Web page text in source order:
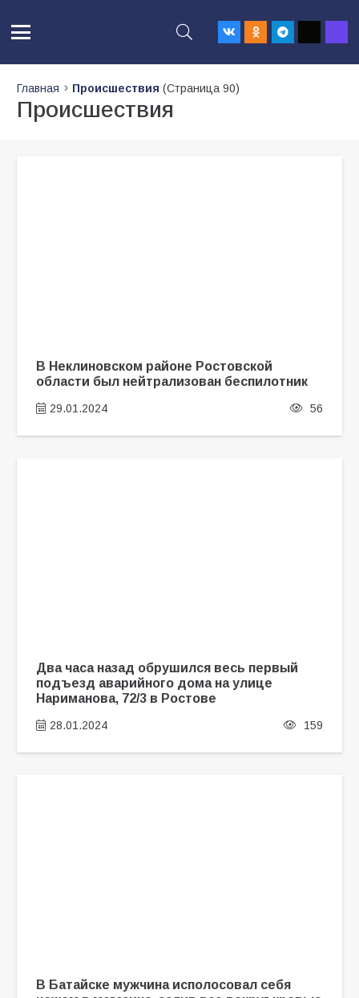
Главная Происшествия (Страница 90)
Происшествия
В Неклиновском районе Ростовской
области был нейтрализован беспилотник
29.01.2024 56
Два часа назад обрушился весь первый
подъезд аварийного дома на улице
Нариманова, 72/3 в Ростове
28.01.2024 159
В Батайске мужчина исполосовал себя